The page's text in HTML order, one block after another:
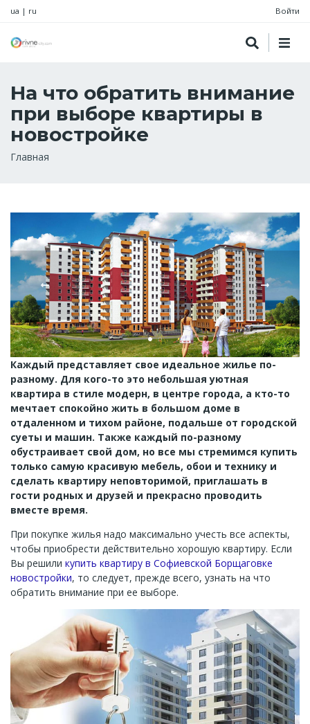
ua | ru Войти
На что обратить внимание
при выборе квартиры в
новостройке
Строка
Главная
Каждый представляет свое идеальное жилье по-
разному. Для кого-то это небольшая уютная
квартира в стиле модерн, в центре города, а кто-то
мечтает спокойно жить в большом доме в
отдаленном и тихом районе, подальше от городской
суеты и машин. Также каждый по-разному
обустраивает свой дом, но все мы стремимся купить
только самую красивую мебель, обои и технику и
сделать квартиру неповторимой, приглашать в
гости родных и друзей и прекрасно проводить
вместе время.
При покупке жилья надо максимально учесть все аспекты,
чтобы приобрести действительно хорошую квартиру. Если
Вы решили купить квартиру в Софиевской Борщаговке
новостройки, то следует, прежде всего, узнать на что
обратить внимание при ее выборе.